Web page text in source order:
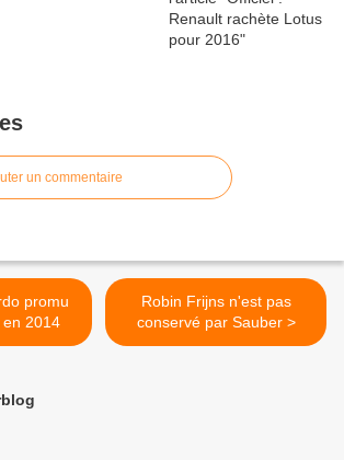
un commentaire
2014
Robin Frijns n'est pas
conservé par Sauber >